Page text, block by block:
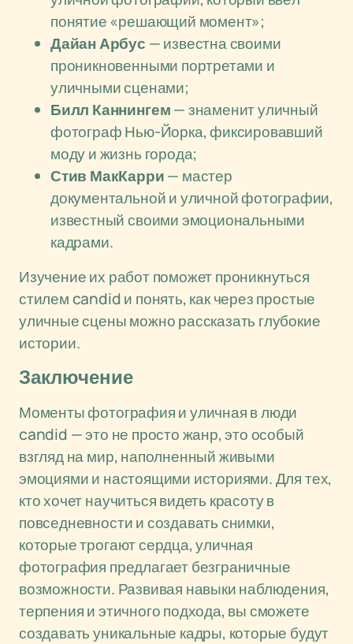
понятие «решающий момент»;
Дайан Арбус — известна своими
проникновенными портретами и
уличными сценами;
Билл Каннингем— знаменит уличный
фотограф Нью-Йорка, фиксировавший
моду и жизнь города;
Стив МакКарри— мастер
документальной и уличной фотографии,
известный своими эмоциональными
кадрами.
Изучение их работ поможет проникнуться
стилем candid и понять, как через простые
уличные сцены можно рассказать глубокие
истории.
Заключение
Моменты фотография и уличная в люди
candid — это не просто жанр, это особый
взгляд на мир, наполненный живыми
эмоциями и настоящими историями. Для тех,
кто хочет научиться видеть красоту в
повседневности и создавать снимки,
которые трогают сердца, уличная
фотография предлагает безграничные
возможности. Развивая навыки наблюдения,
терпения и этичного подхода, вы сможете
создавать уникальные кадры, которые будут